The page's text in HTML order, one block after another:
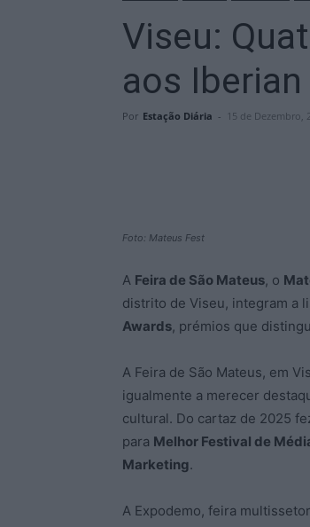
Viseu:
aos
Por Estação Diária - 15 de Dezembro,
Foto: Mateus Fest
A Feira de São Mateus, o
distrito de Viseu, integram a
Awards, prémios que
A Feira de São Mateus, em
igualmente a merecer
cultural. Do cartaz de 2025
para Melhor Festival de
Marketing.
A Expodemo, feira